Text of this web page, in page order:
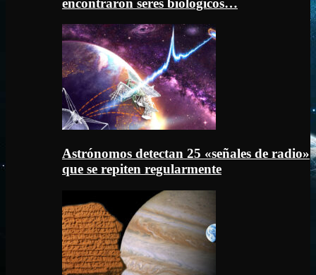
Astrónomos detectan 25 «señales de radio»
que se repiten regularmente